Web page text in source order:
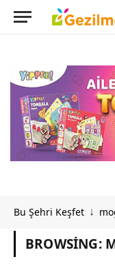
Bu Şehri Keşfet ↓
BROWSING: